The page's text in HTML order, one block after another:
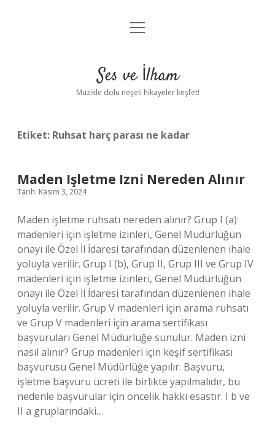
Anasayfa
Yasal Uyarı
menüyü
Ses ve İlham
Müzikle dolu neşeli hikayeler keşfet!
Etiket: Ruhsat harç parası ne kadar
Maden Işletme Izni Nereden Alınır
Tarih: Kasım 3, 2024
Maden işletme ruhsatı nereden alınır? Grup I (a)
madenleri için işletme izinleri, Genel Müdürlüğün
onayı ile Özel İl İdaresi tarafından düzenlenen ihale
yoluyla verilir. Grup I (b), Grup II, Grup III ve Grup IV
madenleri için işletme izinleri, Genel Müdürlüğün
onayı ile Özel İl İdaresi tarafından düzenlenen ihale
yoluyla verilir. Grup V madenleri için arama ruhsatı
ve Grup V madenleri için arama sertifikası
başvuruları Genel Müdürlüğe sunulur. Maden izni
nasıl alınır? Grup madenleri için keşif sertifikası
başvurusu Genel Müdürlüğe yapılır. Başvuru,
işletme başvuru ücreti ile birlikte yapılmalıdır, bu
nedenle başvurular için öncelik hakkı esastır. I b ve
II a gruplarındaki…